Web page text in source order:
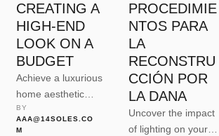
CREATING A
HIGH-END
LOOK ON A
BUDGET
Achieve a luxurious
home aesthetic
without breaking the
bank, with tips on
BY
AAA@14SOLES.CO
M
PROCEDIMIE
NTOS PARA
LA
RECONSTRU
CCIÓN POR
LA DANA
Uncover the impact
of lighting on your